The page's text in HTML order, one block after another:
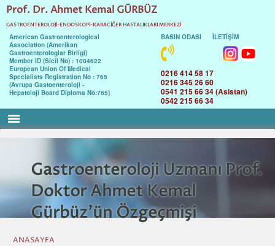
Prof. Dr. Ahmet Kemal GÜRBÜZ
GASTROENTEROLOJİ-ENDOSKOPİ-KARACİĞER HASTALIKLARI MERKEZİ
BASIN ODASI İLETİŞİM
0216 414 58 17
0216 345 26 60
0541 215 66 34 (Asistan)
0542 215 66 34
American Gastroenterological
Association (Amerikan
Gastroenterologlar Birligi)
Member ID (Sicil No) : 1004622
European Union Of Medical
Specialists Registration No : 765
(Avrupa Gastoenteroloji -
Hepatoloji Board Diploma No:765)
menu
Gastroenteroloji Uzmanı Prof.
Doktor Ahmet Kemal
Gürbüz'ün Özgeçmişi
ANASAYFA